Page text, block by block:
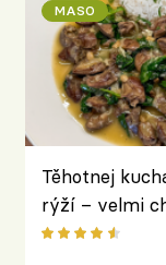
MASO
Těhotnej
rýží – velmi
peněz hodně